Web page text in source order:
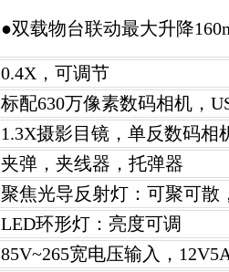
●双载物台联动最大升降
0.4X，可调节
标配630万像素数码相机，
1.3X摄影目镜，单反数码相
夹弹，夹线器，托弹器
聚焦光导反射灯：可聚可散
LED环形灯：亮度可调
85V~265宽电压输入，